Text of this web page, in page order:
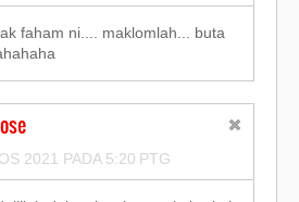
faham ni.... maklomlah... buta
2021 PADA 5:20 PTG